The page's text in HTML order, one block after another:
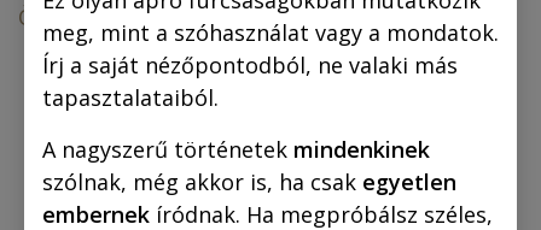
Összes termék
Vászonkép: „Jeanne d'Arc” 50x50 cm
meg, mint a szóhasználat vagy a mondatok.
Írj a saját nézőpontodból, ne valaki más
tapasztalataiból.
A nagyszerű történetek mindenkinek
szólnak, még akkor is, ha csak egyetlen
embernek íródnak. Ha megpróbálsz széles,